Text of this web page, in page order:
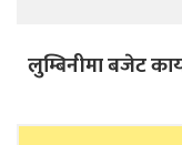
लुम्बिनीमा बजेट